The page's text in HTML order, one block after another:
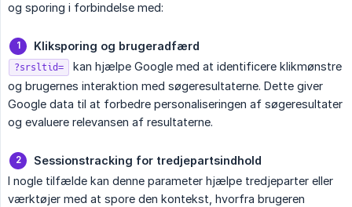
og sporing i forbindelse med:
Kliksporing og brugeradfærd
?srsltid=
kan hjælpe Google med at identificere klikmønstre
og brugernes interaktion med søgeresultaterne. Dette giver
Google data til at forbedre personaliseringen af søgeresultater
og evaluere relevansen af resultaterne.
Sessionstracking for tredjepartsindhold
I nogle tilfælde kan denne parameter hjælpe tredjeparter eller
værktøjer med at spore den kontekst, hvorfra brugeren